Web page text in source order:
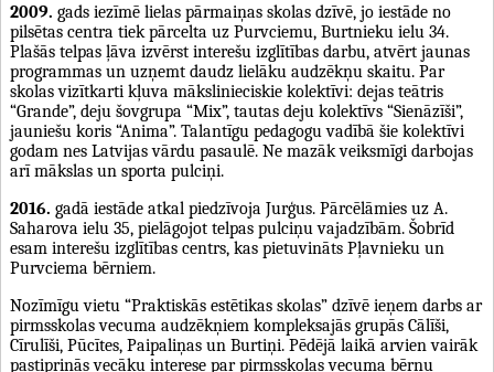
2009. gads iezīmē lielas pārmaiņas skolas dzīvē, jo iestāde no
pilsētas centra tiek pārcelta uz Purvciemu, Burtnieku ielu 34.
Plašās telpas ļāva izvērst interešu izglītības darbu, atvērt jaunas
programmas un uzņemt daudz lielāku audzēkņu skaitu. Par
skolas vizītkarti kļuva mākslinieciskie kolektīvi: dejas teātris
“Grande”, deju šovgrupa “Mix”, tautas deju kolektīvs “Sienāzīši”,
jauniešu koris “Anima”. Talantīgu pedagogu vadībā šie kolektīvi
godam nes Latvijas vārdu pasaulē. Ne mazāk veiksmīgi darbojas
arī mākslas un sporta pulciņi.
2016. gadā iestāde atkal piedzīvoja Jurģus. Pārcēlāmies uz A.
Saharova ielu 35, pielāgojot telpas pulciņu vajadzībām. Šobrīd
esam interešu izglītības centrs, kas pietuvināts Pļavnieku un
Purvciema bērniem.
Nozīmīgu vietu “Praktiskās estētikas skolas” dzīvē ieņem darbs ar
pirmsskolas vecuma audzēkņiem kompleksajās grupās Cālīši,
Cīrulīši, Pūcītes, Paipaliņas un Burtiņi. Pēdējā laikā arvien vairāk
pastiprinās vecāku interese par pirmsskolas vecuma bērnu